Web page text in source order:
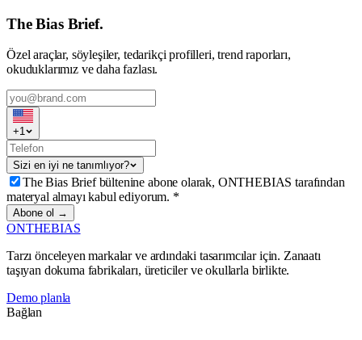
The Bias Brief.
Özel araçlar, söyleşiler, tedarikçi profilleri, trend raporları,
okuduklarımız ve daha fazlası.
+1
Sizi en iyi ne tanımlıyor?
The Bias Brief bültenine abone olarak, ONTHEBIAS tarafından
materyal almayı kabul ediyorum. *
Abone ol →
ONTHEBIAS
Tarzı önceleyen markalar ve ardındaki tasarımcılar için. Zanaatı
taşıyan dokuma fabrikaları, üreticiler ve okullarla birlikte.
Demo planla
Bağlan